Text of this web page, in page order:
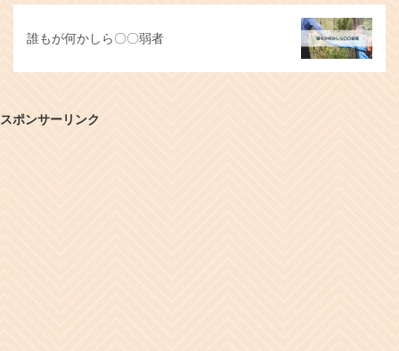
誰もが何かしら〇〇弱者
スポンサーリンク